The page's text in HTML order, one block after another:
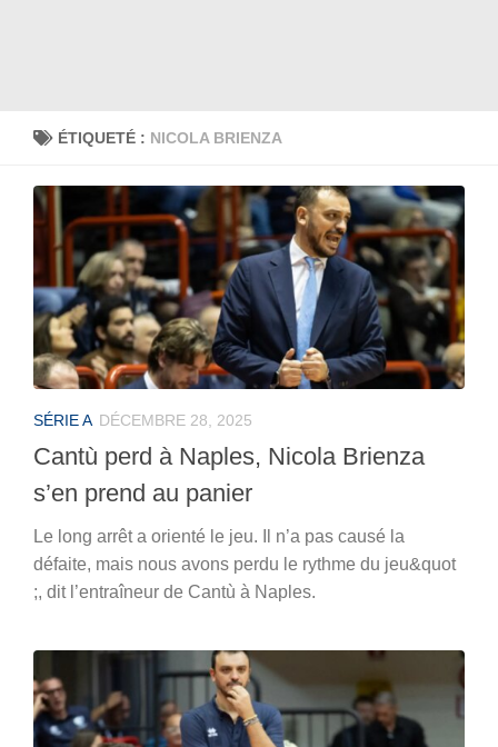
ÉTIQUETÉ : NICOLA BRIENZA
SÉRIE A DÉCEMBRE 28, 2025
Cantù perd à Naples, Nicola Brienza
s’en prend au panier
Le long arrêt a orienté le jeu. Il n’a pas causé la
défaite, mais nous avons perdu le rythme du jeu&quot
;, dit l’entraîneur de Cantù à Naples.